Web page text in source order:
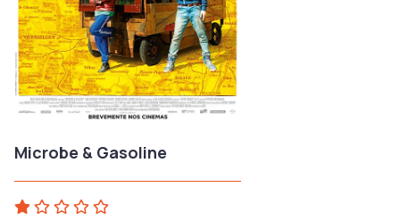
Microbe & Gasoline